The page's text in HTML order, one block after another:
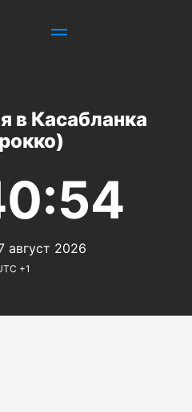
в Касабланка
август 2026
+1